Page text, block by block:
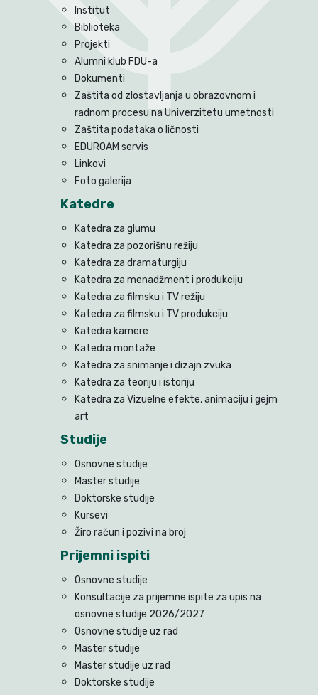
Institut
Biblioteka
Projekti
Alumni klub FDU-a
Dokumenti
Zaštita od zlostavljanja u obrazovnom i
radnom procesu na Univerzitetu umetnosti
Zaštita podataka o ličnosti
EDUROAM servis
Linkovi
Foto galerija
Katedre
Katedra za glumu
Katedra za pozorišnu režiju
Katedra za dramaturgiju
Katedra za menadžment i produkciju
Katedra za filmsku i TV režiju
Katedra za filmsku i TV produkciju
Katedra kamere
Katedra montaže
Katedra za snimanje i dizajn zvuka
Katedra za teoriju i istoriju
Katedra za Vizuelne efekte, animaciju i gejm
art
Studije
Osnovne studije
Master studije
Doktorske studije
Kursevi
Žiro račun i pozivi na broj
Prijemni ispiti
Osnovne studije
Konsultacije za prijemne ispite za upis na
osnovne studije 2026/2027
Osnovne studije uz rad
Master studije
Master studije uz rad
Doktorske studije